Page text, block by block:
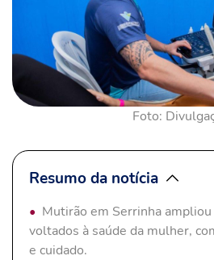
Foto:
Resumo da notícia
Mutirão em Serrinha
voltados à saúde da mulher,
e cuidado.